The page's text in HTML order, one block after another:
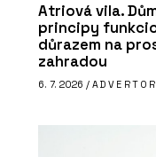
Atriová vila.
principy
důrazem na
zahradou
6. 7. 2026 /